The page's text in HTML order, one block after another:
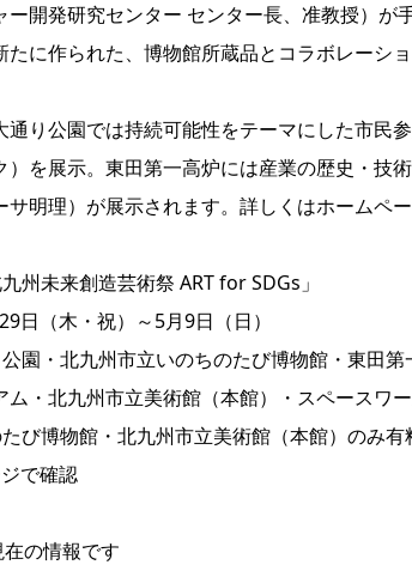
ー開発研究センター センター長、准教授）が
たに作られた、博物館所蔵品とコラボレーシ
通り公園では持続可能性をテーマにした市民
）を展示。東田第一高炉には産業の歴史・技
明理）が展示されます。詳しくはホームペー
州未来創造芸術祭 ART for SDGs」
日（木・祝）～5月9日（日）
園・北九州市立いのちのたび博物館・東田
ム・北九州市立美術館（本館）・スペースワ
び博物館・北九州市立美術館（本館）のみ
で確認
の情報です